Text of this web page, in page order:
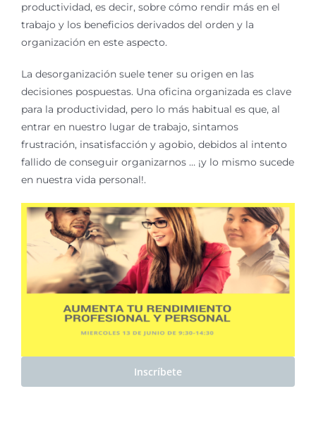
productividad, es decir, sobre cómo rendir más en el
trabajo y los beneficios derivados del orden y la
organización en este aspecto.
La desorganización suele tener su origen en las
decisiones pospuestas. Una oficina organizada es clave
para la productividad, pero lo más habitual es que, al
entrar en nuestro lugar de trabajo, sintamos
frustración, insatisfacción y agobio, debidos al intento
fallido de conseguir organizarnos … ¡y lo mismo sucede
en nuestra vida personal!.
Inscríbete